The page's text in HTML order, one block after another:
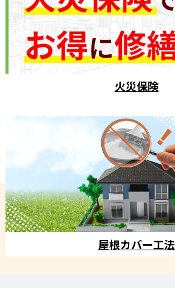
火災保険
屋根カバー工法